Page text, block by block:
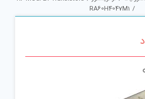
/
RA60H4047M1